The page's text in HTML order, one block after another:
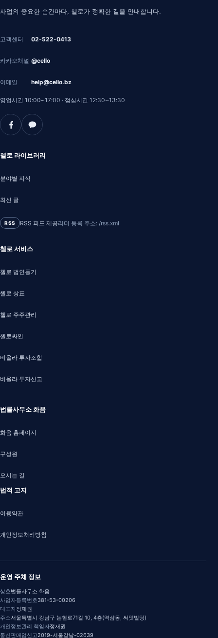
사업의 중요한 순간마다, 첼로가 정확한 길을 안내합니다.
고객센터 02-522-0413
카카오채널 @cello
이메일 help@cello.bz
영업시간 10:00~17:00 · 점심시간 12:30~13:30
첼로 라이브러리
분야별 지식
최신 글
RSS RSS 피드 제공리더 등록 주소: /rss.xml
첼로 서비스
첼로 법인등기
첼로 상표
첼로 주주관리
첼로싸인
비올라 투자조합
비올라 투자신고
법률사무소 화음
화음 홈페이지
구성원
오시는 길
법적 고지
이용약관
개인정보처리방침
운영 주체 정보
상호법률사무소 화음
사업자등록번호381-53-00206
대표자정재권
주소서울특별시 강남구 논현로71길 10, 4층(역삼동, 써밋빌딩)
개인정보관리 책임자정재권
통신판매업신고2019-서울강남-02639